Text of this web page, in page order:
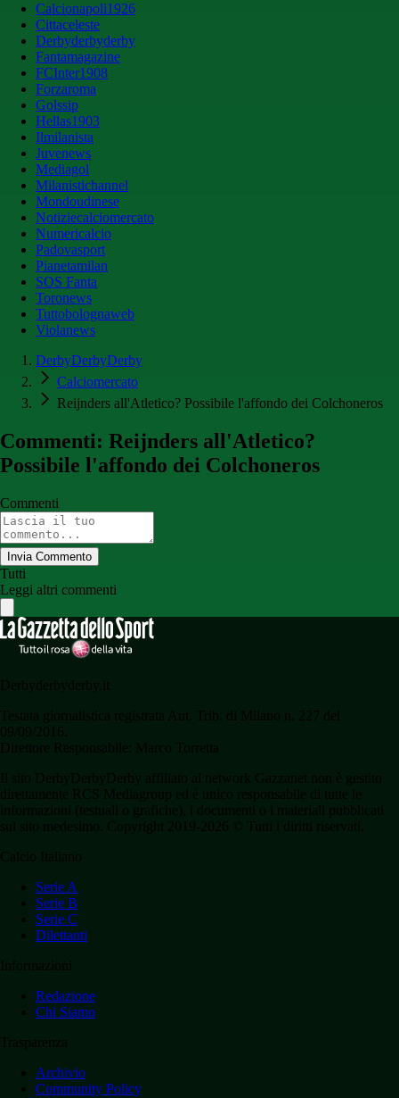
Calcionapoli1926
Cittaceleste
Derbyderbyderby
Fantamagazine
FCInter1908
Forzaroma
Golssip
Hellas1903
Ilmilanista
Juvenews
Mediagol
Milanistichannel
Mondoudinese
Notiziecalciomercato
Numericalcio
Padovasport
Pianetamilan
SOS Fanta
Toronews
Tuttobolognaweb
Violanews
DerbyDerbyDerby
Calciomercato
Reijnders all'Atletico? Possibile l'affondo dei Colchoneros
Commenti: Reijnders all'Atletico?
Possibile l'affondo dei Colchoneros
Commenti
Invia Commento
Tutti
Leggi altri commenti
Serie A
Serie B
Serie C
Dilettanti
Redazione
Chi Siamo
Archivio
Community Policy